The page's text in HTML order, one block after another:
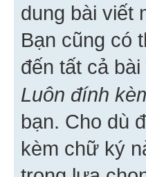
dung bài viết
Bạn cũng có
đến tất cả
Luôn đính
bạn. Cho dù
kèm chữ ký